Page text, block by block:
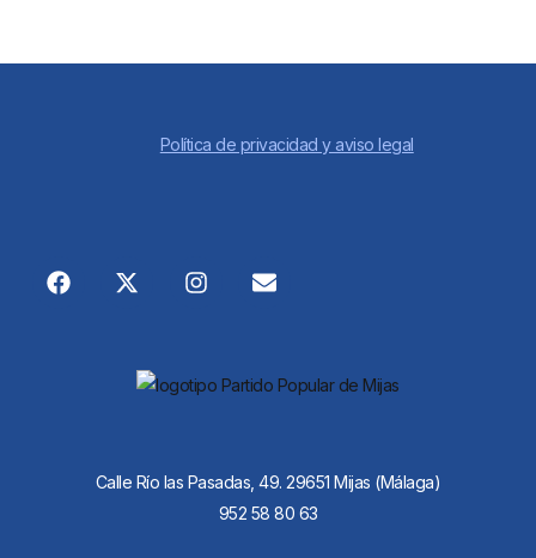
Calle Río las Pasadas, 49. 29651 Mijas (Málaga)
952 58 80 63
Política de privacidad y aviso legal